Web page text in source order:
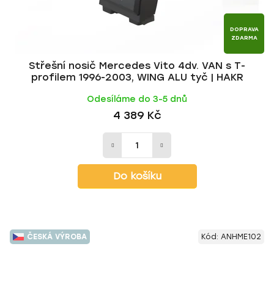
DOPRAVA
ZDARMA
Střešní nosič Mercedes Vito 4dv. VAN s T-
profilem 1996-2003, WING ALU tyč | HAKR
Odesíláme do 3-5 dnů
4 389 Kč
Do košíku
ČESKÁ VÝROBA Kód: ANHME102